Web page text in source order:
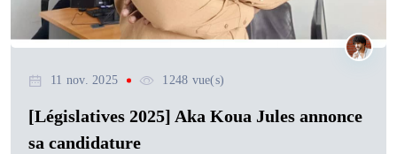
11 nov. 2025 1248 vue(s)
[Législatives 2025] Aka Koua Jules annonce
sa candidature